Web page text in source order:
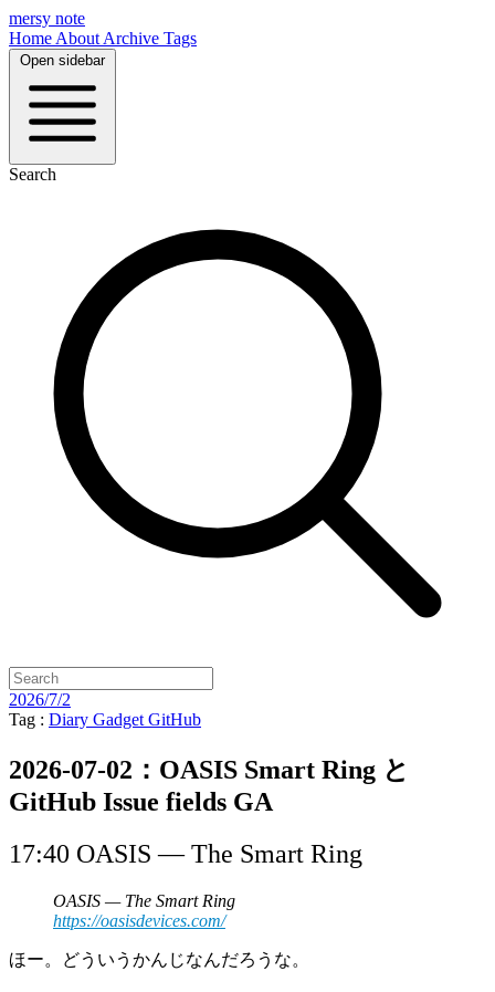
mersy note
Home About Archive Tags
Open sidebar
Search
2026/7/2
Tag : Diary Gadget GitHub
2026-07-02：OASIS Smart Ring と
GitHub Issue fields GA
17:40 OASIS — The Smart Ring
OASIS — The Smart Ring
https://oasisdevices.com/
ほー。どういうかんじなんだろうな。